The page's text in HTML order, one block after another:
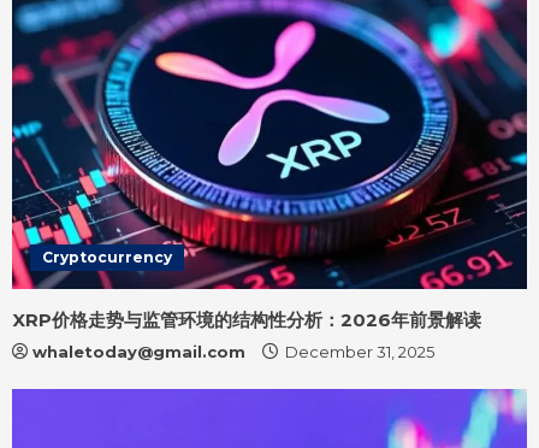
Cryptocurrency
XRP价格走势与监管环境的结构性分析：2026年前景解读
whaletoday@gmail.com December 31, 2025